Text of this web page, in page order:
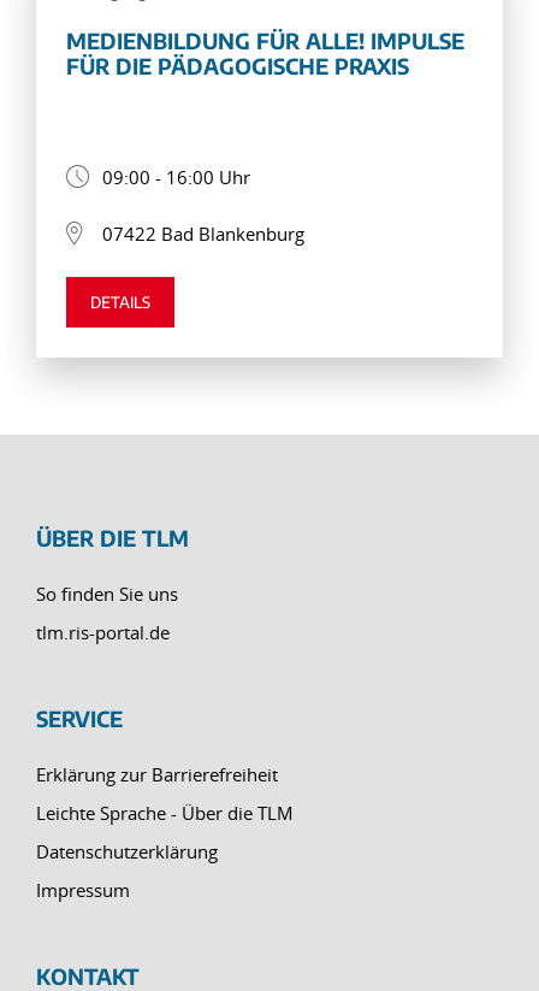
MEDIENBILDUNG FÜR ALLE! IMPULSE
FÜR DIE PÄDAGOGISCHE PRAXIS
09:00 - 16:00 Uhr
07422 Bad Blankenburg
DETAILS
ÜBER DIE TLM
So finden Sie uns
tlm.ris-portal.de
SERVICE
Erklärung zur Barrierefreiheit
Leichte Sprache - Über die TLM
Datenschutzerklärung
Impressum
KONTAKT